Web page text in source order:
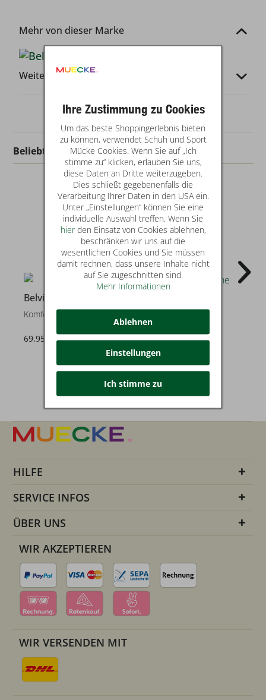
Mehr von dieser Marke
Weitere Infos
Beliebt in dieser Kategorie
Belvida
Komfortschuhe
69,95 € 64,95 €
HILFE
SERVICE INFOS
ÜBER UNS
WIR AKZEPTIEREN
WIR VERSENDEN MIT
Ihre Zustimmung zu Cookies
Um das beste Shoppingerlebnis bieten
zu können, verwendet Schuh und Sport
Mücke Cookies. Wenn Sie auf „Ich
stimme zu“ klicken, erlauben Sie uns,
diese Daten an Dritte weiterzugeben.
Dies schließt gegebenenfalls die
Verarbeitung Ihrer Daten in den USA ein.
Unter „Einstellungen“ können Sie eine
individuelle Auswahl treffen. Wenn Sie
hierden Einsatz von Cookies ablehnen,
beschränken wir uns auf die
wesentlichen Cookies und Sie müssen
damit rechnen, dass unsere Inhalte nicht
auf Sie zugeschnitten sind.
Mehr Informationen
Ablehnen
Einstellungen
Ich stimme zu